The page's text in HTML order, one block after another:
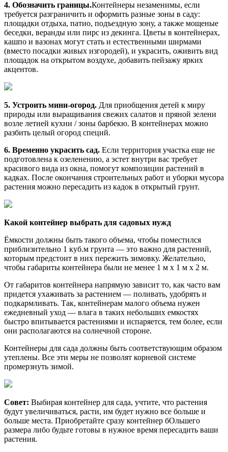
4. Обозначить границы.Контейнеры незаменимы, если
требуется разграничить и оформить разные зоны в саду:
площадки отдыха, патио, подъездную зону, а также мощеные
беседки, веранды или пирс из декинга. Цветы в контейнерах,
кашпо и вазонах могут стать и естественными ширмами
(вместо посадки живых изгородей), и украсить, оживить вид
площадок на открытом воздухе, добавить пейзажу ярких
акцентов.
5. Устроить мини-огород. Для приобщения детей к миру
природы или выращивания свежих салатов и пряной зелени
возле летней кухни / зоны барбекю. В контейнерах можно
разбить целый огород специй.
6. Временно украсить сад. Если территория участка еще не
подготовлена к озеленению, а эстет внутри вас требует
красивого вида из окна, помогут композиции растений в
кадках. После окончания строительных работ и уборки мусора
растения можно пересадить из кадок в открытый грунт.
Какой контейнер выбрать для садовых нужд
Ёмкости должны быть такого объема, чтобы поместился
приблизительно 1 куб.м грунта — это важно для растений,
которым предстоит в них пережить зимовку. Желательно,
чтобы габариты контейнера были не менее 1 м х 1 м х 2 м.
От габаритов контейнера напрямую зависит то, как часто вам
придется ухаживать за растением — поливать, удобрять и
подкармливать. Так, контейнерам малого объема нужен
ежедневный уход — влага в таких небольших емкостях
быстро впитывается растениями и испаряется, тем более, если
они располагаются на солнечной стороне.
Контейнеры для сада должны быть соответствующим образом
утеплены. Все эти меры не позволят корневой системе
промерзнуть зимой.
Совет: Выбирая контейнер для сада, учтите, что растения
будут увеличиваться, расти, им будет нужно все больше и
больше места. Приобретайте сразу контейнер бОльшего
размера либо будьте готовы в нужное время пересадить ваши
растения.